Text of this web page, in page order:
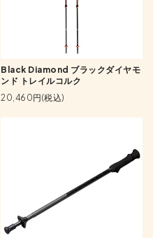
Black Diamond ブラックダイヤモ
ンド トレイルコルク
20,460円(税込)